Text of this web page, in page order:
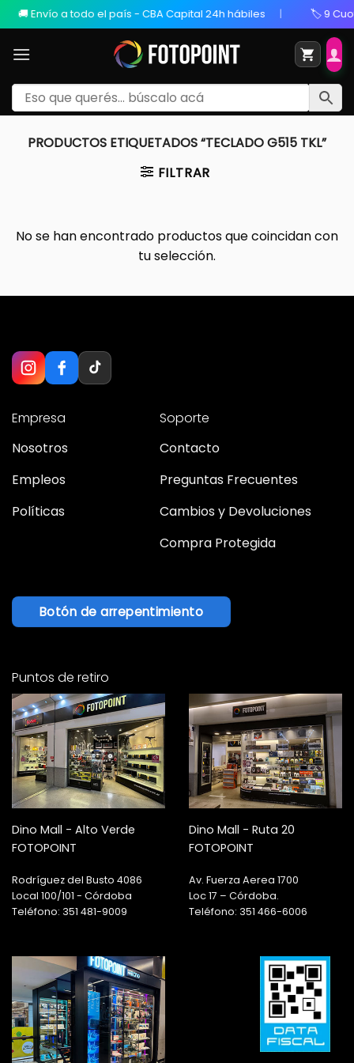
🚚 Envío a todo el país - CBA Capital 24h hábiles 🏷️ 9
PRODUCTOS ETIQUETADOS “TECLADO G515 TKL”
FILTRAR
No se han encontrado productos que coincidan con
tu selección.
Empresa
Nosotros
Empleos
Políticas
Soporte
Contacto
Preguntas Frecuentes
Cambios y Devoluciones
Compra Protegida
Botón de arrepentimiento
Puntos de retiro
Dino Mall - Alto Verde
FOTOPOINT
Rodríguez del Busto 4086
Local 100/101 - Córdoba
Teléfono: 351 481-9009
Dino Mall - Ruta 20
FOTOPOINT
Av. Fuerza Aerea 1700
Loc 17 – Córdoba.
Teléfono: 351 466-6006